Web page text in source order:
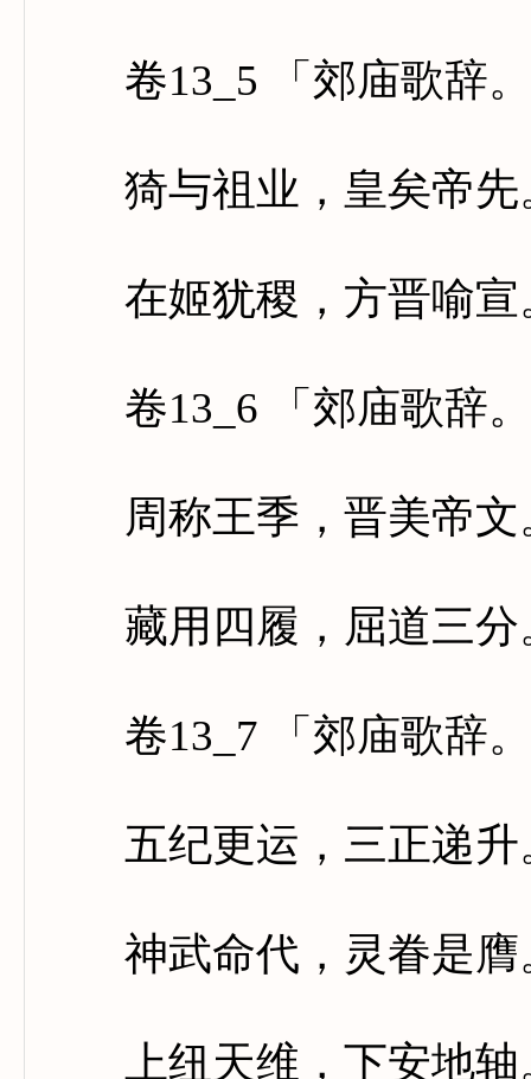
卷13_5 「郊庙歌辞。
猗与祖业，皇矣帝先
在姬犹稷，方晋喻宣
卷13_6 「郊庙歌辞。
周称王季，晋美帝文
藏用四履，屈道三分
卷13_7 「郊庙歌辞。
五纪更运，三正递升
神武命代，灵眷是膺
上纽天维，下安地轴